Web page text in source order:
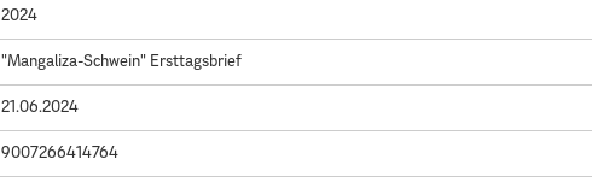
2024
"Mangaliza-Schwein" Ersttagsbrief
21.06.2024
9007266414764